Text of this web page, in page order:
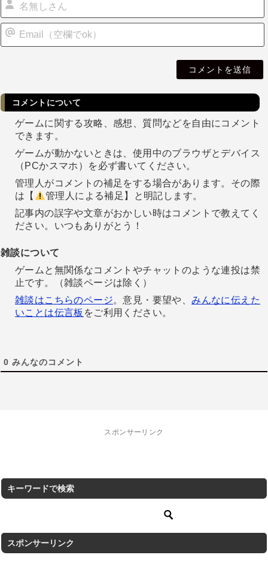
コメントについて
ゲームに関する攻略、感想、質問などを自由にコメント
できます。
ゲームが動かないときは、使用中のブラウザとデバイス
（PCかスマホ）を必ず書いてください。
管理人がコメントの補足をする場合があります。その際
は【
管理人による補足】と明記します。
記事内の誤字や文章がおかしい時はコメントで教えてく
ださい。いつもありがとう！
雑談について
ゲームと無関係なコメントやチャットのような連投は禁
止です。（雑談ページは除く）
雑談はこちらのページ。意見・要望や、みんなに伝えた
いことは伝言板 をご利用ください。
0 みんなのコメント
スポンサーリンク
キーワードで検索
スポンサーリンク